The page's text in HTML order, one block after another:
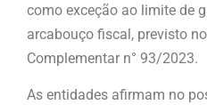
como exceção ao limite de
arcabouço fiscal, previsto
Complementar n° 93/2023.
As entidades afirmam no